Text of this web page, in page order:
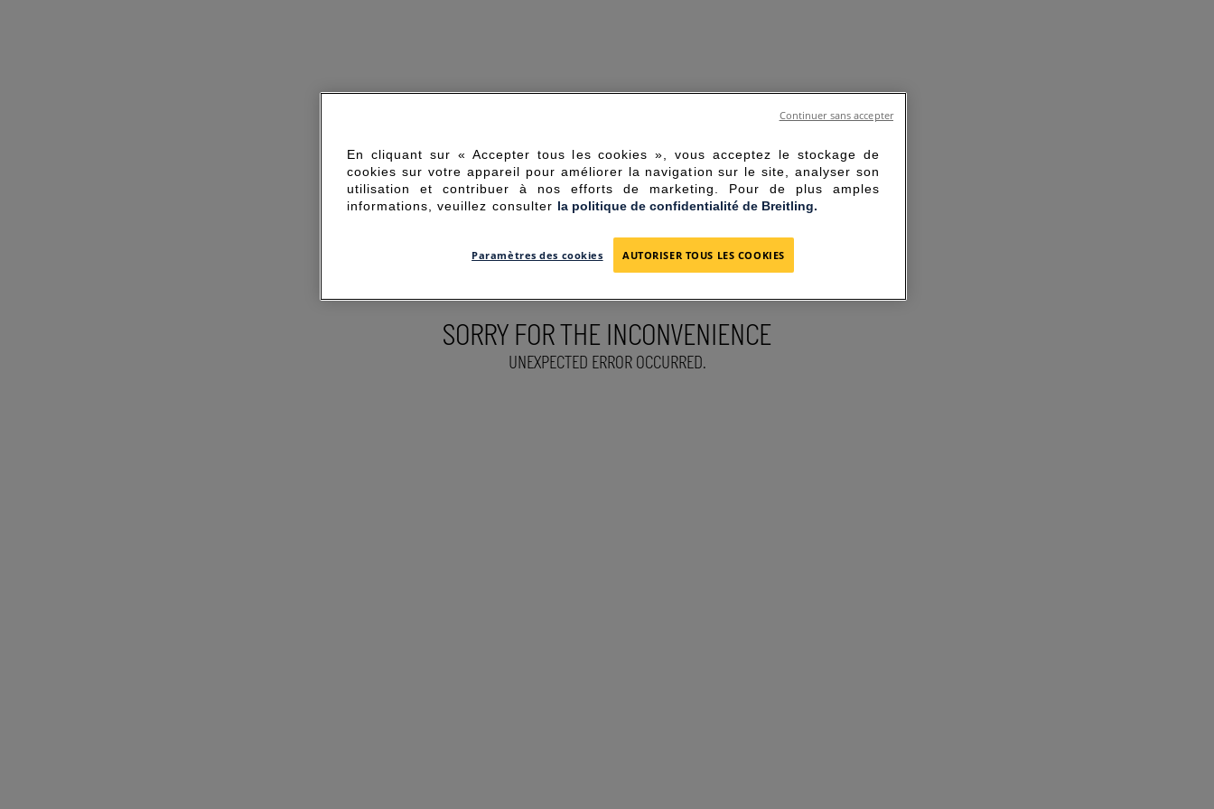
SORRY FOR THE INCONVENIENCE
UNEXPECTED ERROR OCCURRED.
En cliquant sur « Accepter tous les cookies », vous acceptez le stockage de
cookies sur votre appareil pour améliorer la navigation sur le site, analyser son
utilisation et contribuer à nos efforts de marketing. Pour de plus amples
informations, veuillez consulter la politique de confidentialité de Breitling.
Paramètres des cookies AUTORISER TOUS LES COOKIES
Continuer sans accepter